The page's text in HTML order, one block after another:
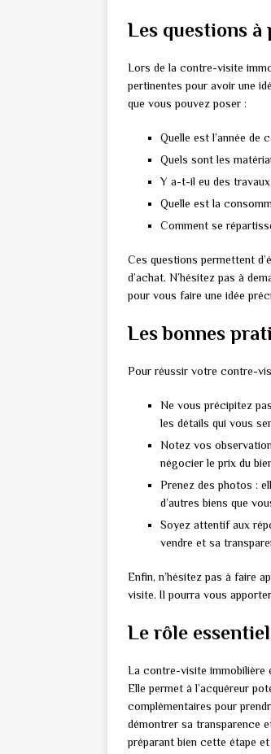
Les questions à
Lors de la contre-visite
pertinentes pour avoir une
que vous pouvez poser :
Quelle est l’année de
Quels sont les
Y a-t-il eu des
Quelle est la
Comment se
Ces questions permettent
d’achat. N’hésitez pas à
pour vous faire une idée
Les bonnes
Pour réussir votre contre-
Ne vous précipitez
les détails qui vous
Notez vos
négocier le prix du
Prenez des photos :
d’autres biens que
Soyez attentif aux
vendre et sa
Enfin, n’hésitez pas à faire
visite. Il pourra vous
Le rôle
La contre-visite immobilière
Elle permet à l’acquéreur
complémentaires pour
démontrer sa transparence
préparant bien cette étape